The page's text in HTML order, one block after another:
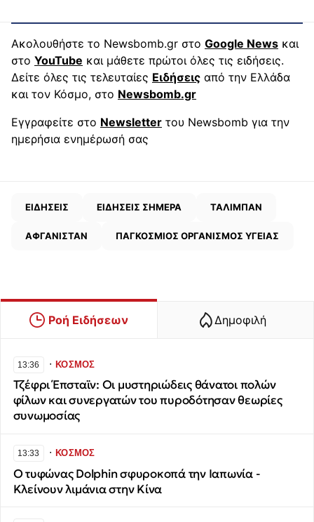
Ακολουθήστε το Newsbomb.gr στο Google News και
στο YouTube και μάθετε πρώτοι όλες τις ειδήσεις.
Δείτε όλες τις τελευταίες Ειδήσεις από την Ελλάδα
και τον Κόσμο, στο Newsbomb.gr
Εγγραφείτε στο Newsletter του Newsbomb για την
ημερήσια ενημέρωσή σας
ΕΙΔΗΣΕΙΣ ΕΙΔΗΣΕΙΣ ΣΗΜΕΡΑ ΤΑΛΙΜΠΑΝ
ΑΦΓΑΝΙΣΤΑΝ ΠΑΓΚΟΣΜΙΟΣ ΟΡΓΑΝΙΣΜΟΣ ΥΓΕΙΑΣ
Ροή Ειδήσεων Δημοφιλή
13:36 ∙ΚΟΣΜΟΣ
Τζέφρι Έπσταϊν: Οι μυστηριώδεις θάνατοι πολών
φίλων και συνεργατών του πυροδότησαν θεωρίες
συνωμοσίας
13:33 ∙ΚΟΣΜΟΣ
Ο τυφώνας Dolphin σφυροκοπά την Ιαπωνία -
Κλείνουν λιμάνια στην Κίνα